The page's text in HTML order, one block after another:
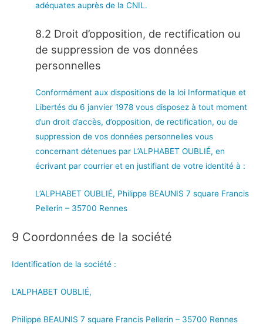
adéquates auprès de la CNIL.
8.2 Droit d’opposition, de rectification ou
de suppression de vos données
personnelles
Conformément aux dispositions de la loi Informatique et
Libertés du 6 janvier 1978 vous disposez à tout moment
d’un droit d’accès, d’opposition, de rectification, ou de
suppression de vos données personnelles vous
concernant détenues par L’ALPHABET OUBLIÉ, en
écrivant par courrier et en justifiant de votre identité à :
L’ALPHABET OUBLIÉ, Philippe BEAUNIS 7 square Francis
Pellerin – 35700 Rennes
9 Coordonnées de la société
Identification de la société :
L’ALPHABET OUBLIÉ,
Philippe BEAUNIS 7 square Francis Pellerin – 35700 Rennes